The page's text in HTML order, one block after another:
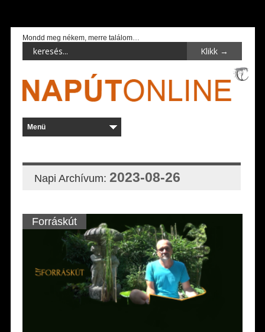
Mondd meg nékem, merre találom…
Napi Archívum: 2023-08-26
Forráskút